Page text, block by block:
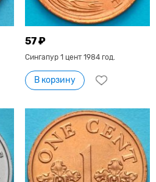
57 ₽
Сингапур 1 цент 1984 год.
В корзину